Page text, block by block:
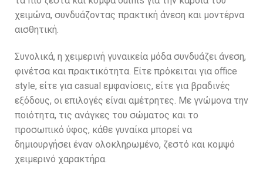
χειμώνα, συνδυάζοντας πρακτική άνεση και μοντέρνα
αισθητική.
Συνολικά, η χειμερινή γυναικεία μόδα συνδυάζει άνεση,
φινέτσα και πρακτικότητα. Είτε πρόκειται για office
style, είτε για casual εμφανίσεις, είτε για βραδινές
εξόδους, οι επιλογές είναι αμέτρητες. Με γνώμονα την
ποιότητα, τις ανάγκες του σώματος και το
προσωπικό ύφος, κάθε γυναίκα μπορεί να
δημιουργήσει έναν ολοκληρωμένο, ζεστό και κομψό
χειμερινό χαρακτήρα.